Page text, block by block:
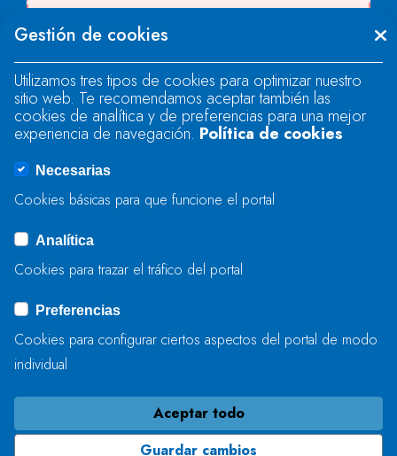
"text" field.
There was an error when loading the
"text" field.
There was an error when loading the
ENVIAR
Gestión de cookies
Utilizamos tres tipos de cookies para optimizar nuestro
sitio web. Te recomendamos aceptar también las
cookies de analítica y de preferencias para una mejor
experiencia de navegación. Política de cookies
Necesarias
Cookies básicas para que funcione el portal
Analítica
Cookies para trazar el tráfico del portal
Preferencias
Cookies para configurar ciertos aspectos del portal de modo
individual
Aceptar todo
Guardar cambios